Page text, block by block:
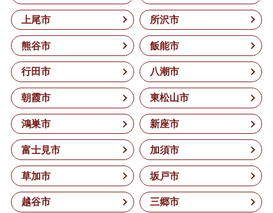
上尾市 所沢市
熊谷市 飯能市
行田市 八潮市
朝霞市 東松山市
鴻巣市 新座市
富士見市 加須市
草加市 坂戸市
越谷市 三郷市